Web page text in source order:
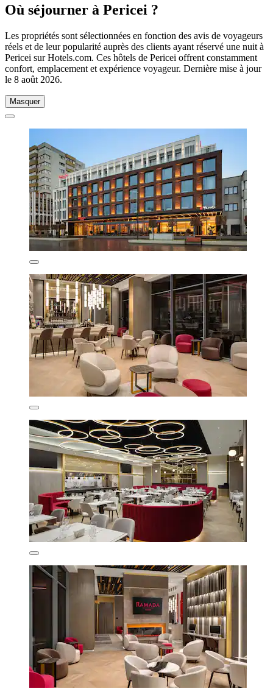
Où séjourner à Pericei ?
Les propriétés sont sélectionnées en fonction des avis de voyageurs
réels et de leur popularité auprès des clients ayant réservé une nuit à
Pericei sur Hotels.com. Ces hôtels de Pericei offrent constamment
confort, emplacement et expérience voyageur. Dernière mise à jour
le 8 août 2026.
Masquer